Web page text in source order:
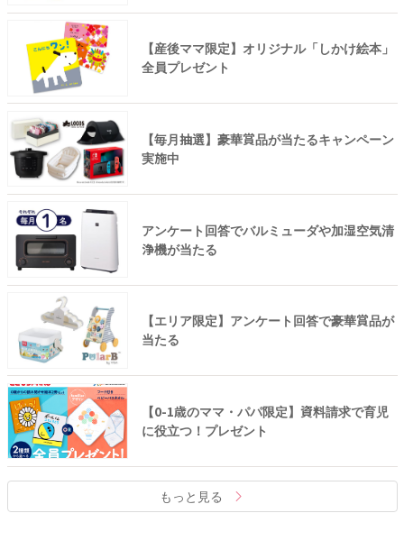
【産後ママ限定】オリジナル「しかけ絵本」
全員プレゼント
【毎月抽選】豪華賞品が当たるキャンペーン
実施中
アンケート回答でバルミューダや加湿空気清
浄機が当たる
【エリア限定】アンケート回答で豪華賞品が
当たる
【0-1歳のママ・パパ限定】資料請求で育児
に役立つ！プレゼント
もっと見る